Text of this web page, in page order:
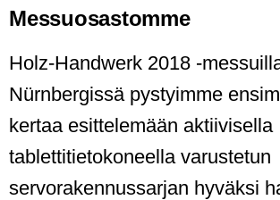
Messuosastomme
Holz-Handwerk 2018 -
Nürnbergissä pystyimme
kertaa esittelemään aktiivisella
tablettitietokoneella varustetun
servorakennussarjan hyväksi